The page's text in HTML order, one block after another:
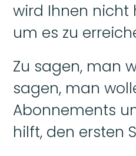
wird Ihnen nicht
um es zu
Zu sagen, man
sagen, man
Abonnements
hilft, den ersten